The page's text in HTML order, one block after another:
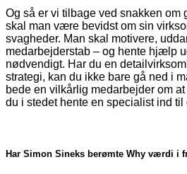
Og så er vi tilbage ved snakken om
skal man være bevidst om sin
svagheder. Man skal motivere,
medarbejderstab – og hente hjælp
nødvendigt. Har du en
strategi, kan du ikke bare gå ned i
bede en vilkårlig medarbejder om
du i stedet hente en specialist ind til
Har Simon Sineks berømte Why værdi i